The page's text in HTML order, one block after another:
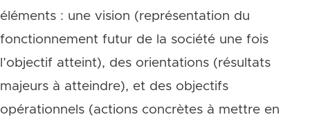
éléments : une vision (représentation du
fonctionnement futur de la société une fois
l’objectif atteint), des orientations (résultats
majeurs à atteindre), et des objectifs
opérationnels (actions concrètes à mettre en